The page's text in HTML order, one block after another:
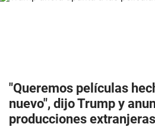
"Queremos películas
nuevo", dijo Trump y
producciones extranjeras